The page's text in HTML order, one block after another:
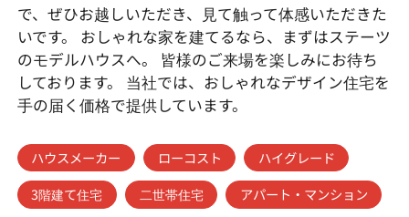
で、ぜひお越しいただき、見て触って体感いただきた
いです。 おしゃれな家を建てるなら、まずはステーツ
のモデルハウスへ。 皆様のご来場を楽しみにお待ち
しております。 当社では、おしゃれなデザイン住宅を
手の届く価格で提供しています。
ハウスメーカー ローコスト
ハイグレード
3階建て住宅
二世帯住宅
アパート・マンション